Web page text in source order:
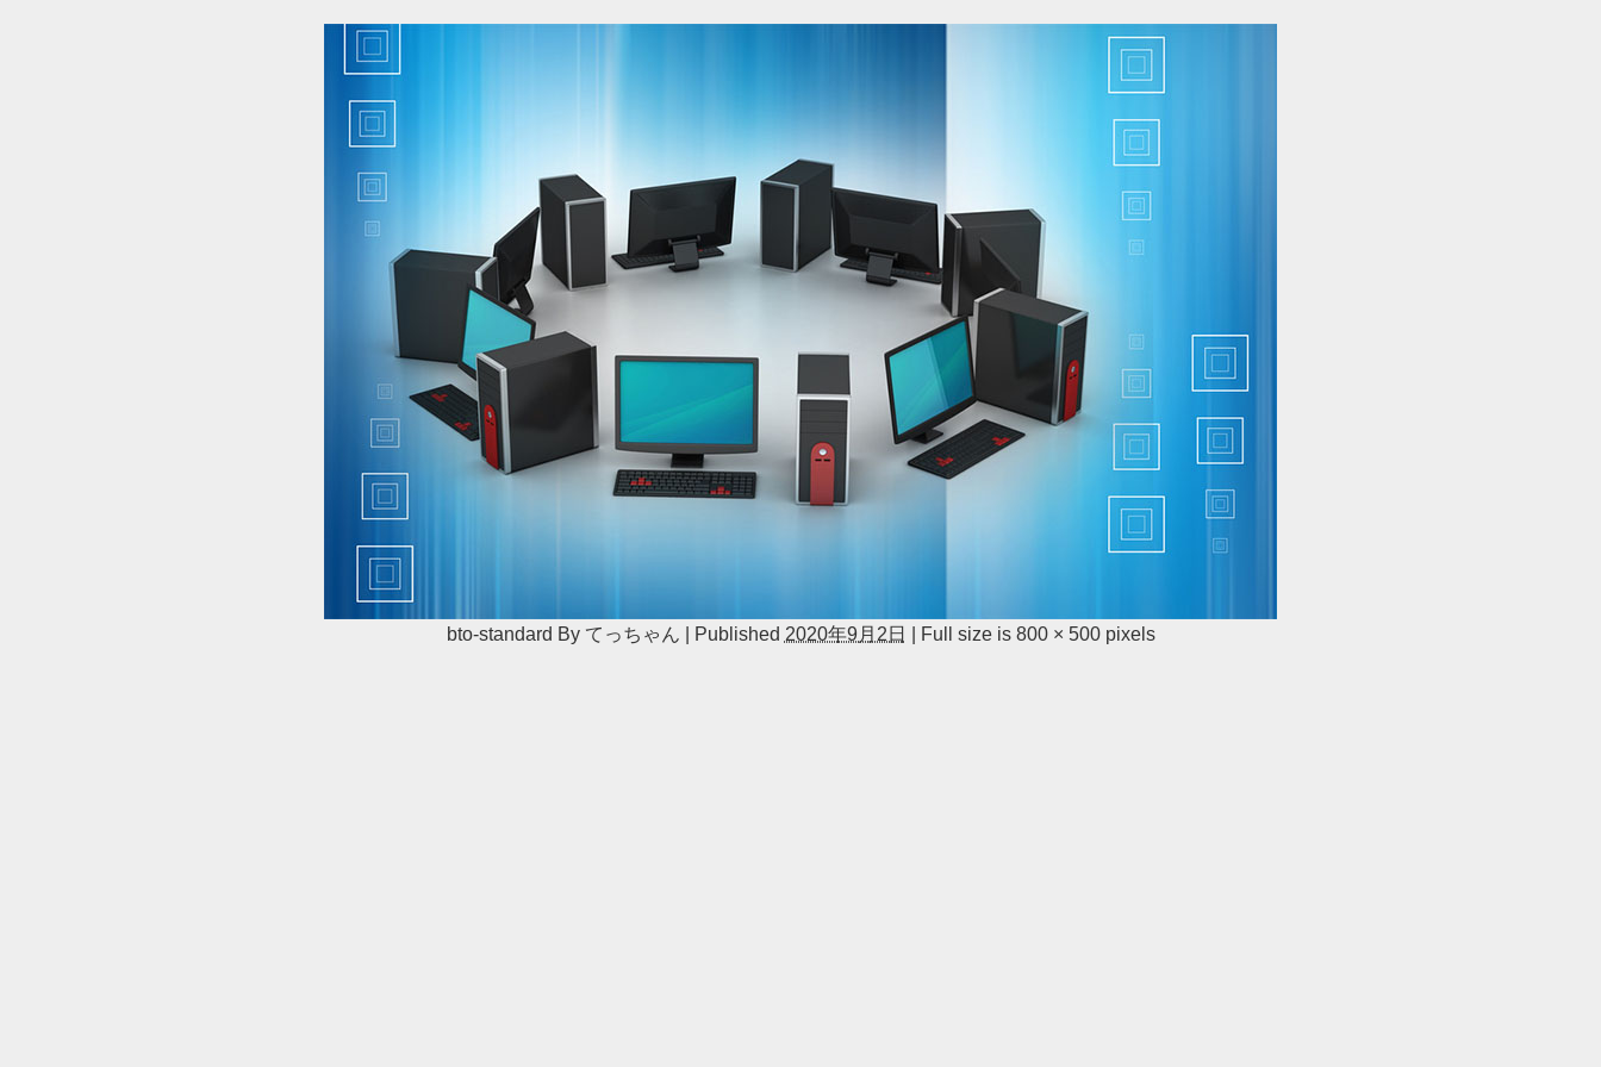
bto-standard By てっちゃん Published 2020年9月2日 Full size is 800 × 500pixels